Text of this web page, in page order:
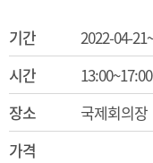
기간
2022-04-
시간
13:00~17:00
장소
국제회의장
가격